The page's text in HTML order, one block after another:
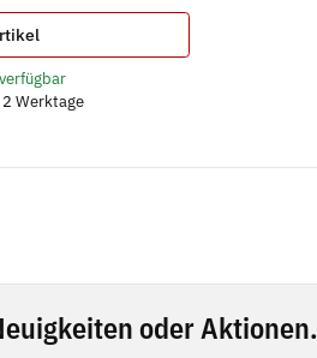
Werktage
oder Aktionen.